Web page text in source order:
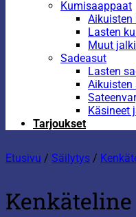
Kumisaappaat
Lasten
Muut
Sadeasut
Lasten
Aikuisten
Käsineet
Tarjoukset
Etusivu / Säilytys /
Kenkäteline